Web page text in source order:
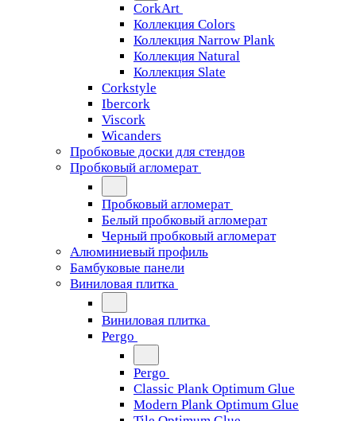
CorkArt
Коллекция Colors
Коллекция Narrow Plank
Коллекция Natural
Коллекция Slate
Corkstyle
Ibercork
Viscork
Wicanders
Пробковые доски для стендов
Пробковый агломерат
Пробковый агломерат
Белый пробковый агломерат
Черный пробковый агломерат
Алюминиевый профиль
Бамбуковые панели
Виниловая плитка
Виниловая плитка
Pergo
Pergo
Classic Plank Optimum Glue
Modern Plank Optimum Glue